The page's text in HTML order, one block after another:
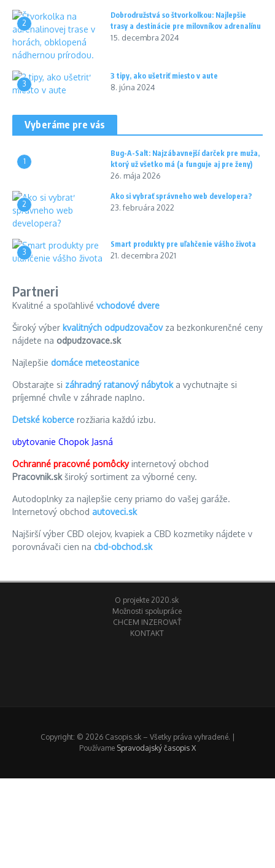
2
Dobrodružstvá so štvorkolkou: Najlepšie
trasy a destinácie pre milovníkov adrenalínu
15. decembra 2024
3
3 tipy, ako ušetriť miesto v aute
8. júna 2024
Vyberáme pre vás
1
Bug-A-Salt: Najzábavnejší darček pre muža,
ktorý už všetko má (a funguje aj pre ženy)
26. mája 2026
2
Ako si vybrať správneho web developera?
23. februára 2022
3
Smart produkty pre uľahčenie vášho života
21. decembra 2021
Partneri
Kvalitné a spoľahlivé vchodové dvere
Široký výber kvalitných odpudzovačovza bezkonkurenčné ceny
nájdete na odpudzovace.sk
Najlepšie domáce meteostanice
Obstarajte si záhradný ratanový nábytoka vychutnajte si
príjemné chvíle v záhrade naplno.
Detské koberce rozžiaria každú izbu.
ubytovanie Chopok Jasná
Ochranné pracovné pomôckyinternetový obchod
Pracovnik.skširoký sortiment za výborné ceny.
Autodoplnky za najlepšie ceny priamo do vašej garáže.
Internetový obchod autoveci.sk
Najširší výber CBD olejov, kvapiek a CBD kozmetiky nájdete v
porovnávači cien na cbd-obchod.sk
O projekte 2020.sk
Možnosti spolupráce
CHCEM INZEROVAŤ
KONTAKT
Copyright: © 2026 Casopis.sk – Všetky práva vyhradené. |
Používame Spravodajský časopis X